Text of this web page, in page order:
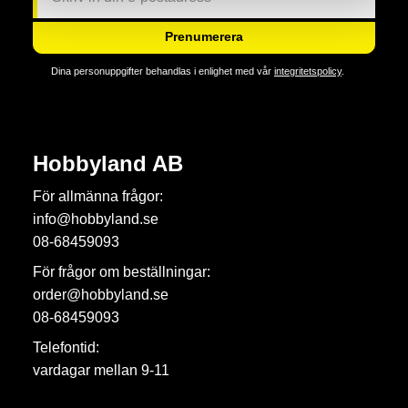
Prenumerera
Dina personuppgifter behandlas i enlighet med vår integritetspolicy.
Hobbyland AB
För allmänna frågor:
info@hobbyland.se
08-68459093
För frågor om beställningar:
order@hobbyland.se
08-68459093
Telefontid:
vardagar mellan 9-11